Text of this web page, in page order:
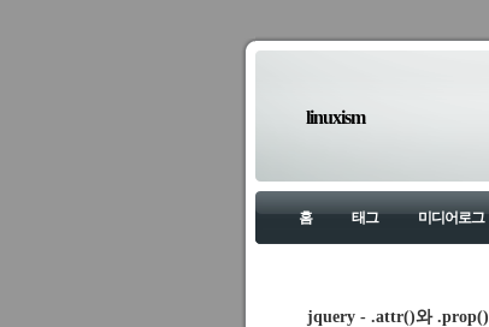
linuxism
홈 태그 미디어로그
jquery - .attr()와 .prop()